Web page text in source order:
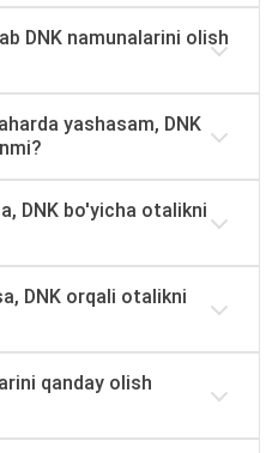
DNK namunalarini olish
yashasam, DNK
DNK bo'yicha otalikni
DNK orqali otalikni
qanday olish